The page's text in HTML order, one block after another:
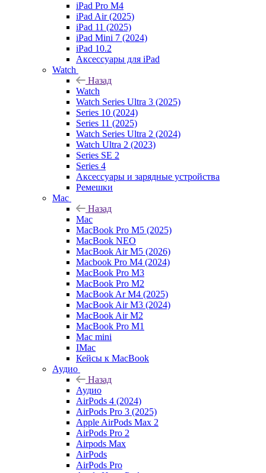
iPad Pro M4
iPad Air (2025)
iPad 11 (2025)
iPad Mini 7 (2024)
iPad 10.2
Аксессуары для iPad
Watch
Назад
Watch
Watch Series Ultra 3 (2025)
Series 10 (2024)
Series 11 (2025)
Watch Series Ultra 2 (2024)
Watch Ultra 2 (2023)
Series SE 2
Series 4
Аксессуары и зарядные устройства
Ремешки
Mac
Назад
Mac
MacBook Pro M5 (2025)
MacBook NEO
MacBook Air M5 (2026)
Macbook Pro M4 (2024)
MacBook Pro M3
MacBook Pro M2
MacBook Ar M4 (2025)
MacBook Air M3 (2024)
MacBook Air M2
MacBook Pro M1
Mac mini
IMac
Кейсы к MacBook
Аудио
Назад
Аудио
AirPods 4 (2024)
AirPods Pro 3 (2025)
Apple AirPods Max 2
AirPods Pro 2
Airpods Max
AirPods
AirPods Pro